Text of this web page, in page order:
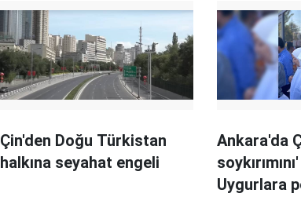
Çin'den Doğu Türkistan
halkına seyahat engeli
Ankara'da
Uygurlara